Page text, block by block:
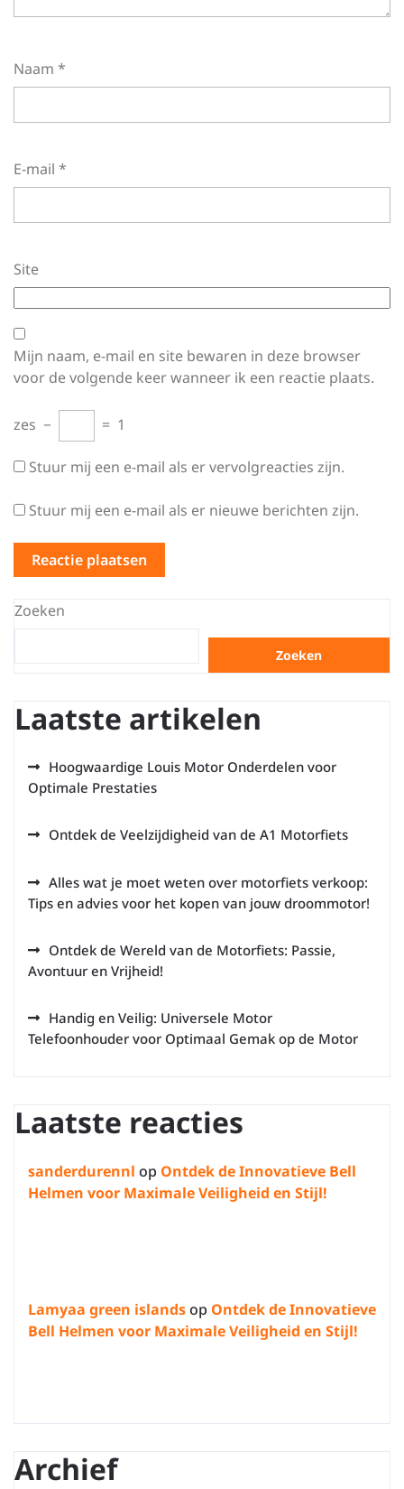
Naam *
E-mail *
Site
Mijn naam, e-mail en site bewaren in deze browser
voor de volgende keer wanneer ik een reactie plaats.
zes − = 1
Stuur mij een e-mail als er vervolgreacties zijn.
Stuur mij een e-mail als er nieuwe berichten zijn.
Zoeken
Zoeken
Laatste artikelen
Hoogwaardige Louis Motor Onderdelen voor
Optimale Prestaties
Ontdek de Veelzijdigheid van de A1 Motorfiets
Alles wat je moet weten over motorfiets verkoop:
Tips en advies voor het kopen van jouw droommotor!
Ontdek de Wereld van de Motorfiets: Passie,
Avontuur en Vrijheid!
Handig en Veilig: Universele Motor
Telefoonhouder voor Optimaal Gemak op de Motor
Laatste reacties
sanderdurennl op Ontdek de Innovatieve Bell
Helmen voor Maximale Veiligheid en Stijl!
Lamyaa green islandsop Ontdek de Innovatieve
Bell Helmen voor Maximale Veiligheid en Stijl!
Archief